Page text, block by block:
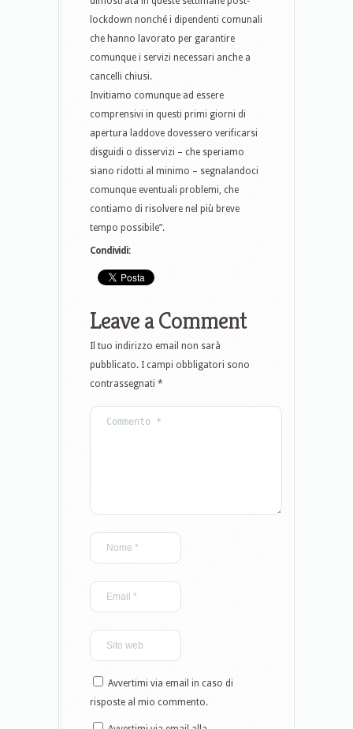
lockdown nonché i dipendenti comunali
che hanno lavorato per garantire
comunque i servizi necessari anche a
cancelli chiusi.
Invitiamo comunque ad essere
comprensivi in questi primi giorni di
apertura laddove dovessero verificarsi
disguidi o disservizi – che speriamo
siano ridotti al minimo – segnalandoci
comunque eventuali problemi, che
contiamo di risolvere nel più breve
tempo possibile”.
Condividi:
Leave a Comment
Il tuo indirizzo email non sarà
pubblicato. I campi obbligatori sono
contrassegnati *
Avvertimi via email in caso di
risposte al mio commento.